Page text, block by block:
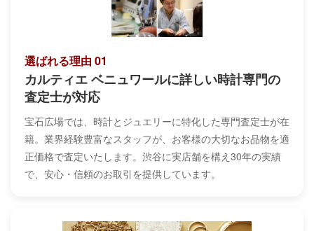
選ばれる理由 01
カルティエ ベニュワールに詳しい時計専門の
査定士が対応
宝石広場では、時計とジュエリーに特化した専門査定士が在
籍。業界経験豊富なスタッフが、お客様の大切なお品物を適
正価格で査定いたします。渋谷に実店舗を構え30年の実績
で、安心・信頼のお取引を提供しています。